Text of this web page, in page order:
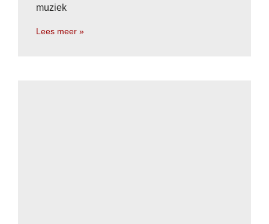
muziek
Lees meer »